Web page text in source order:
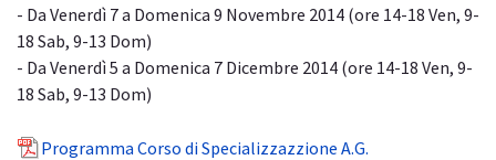
- Da Venerdì 7 a Domenica 9 Novembre 2014 (ore 14-18 Ven, 9-
18 Sab, 9-13 Dom)
- Da Venerdì 5 a Domenica 7 Dicembre 2014 (ore 14-18 Ven, 9-
18 Sab, 9-13 Dom)
Programma Corso di Specializzazzione A.G.